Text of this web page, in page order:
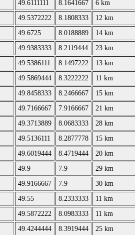
49.6111111 8.1641667
6 km
49.5372222 8.1808333
12 km
49.6725 8.0188889
14 km
49.9383333 8.2119444
23 km
49.5386111 8.1497222
13 km
49.5869444 8.3222222
11 km
49.8458333 8.2466667
15 km
49.7166667 7.9166667
21 km
49.3713889 8.0683333
28 km
49.5136111 8.2877778
15 km
49.6019444 8.4719444
20 km
49.9 7.9
29 km
49.9166667 7.9
30 km
49.55 8.2333333
11 km
49.5872222 8.0983333
11 km
49.4244444 8.3919444
25 km